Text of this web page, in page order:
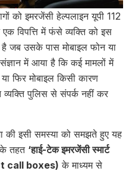
को इमरजेंसी हेल्पलाइन यूपी 112
विपत्ति में फंसे व्यक्ति को इस
जब उसके पास मोबाइल फोन या
में आया है कि कई मामलों में
फिर मोबाइल किसी कारण
व्यक्ति पुलिस से संपर्क नहीं कर
की इसी समस्या को समझते हुए यह
तहत ‘हाई-टेक इमरजेंसी स्मार्ट
call boxes) के माध्यम से